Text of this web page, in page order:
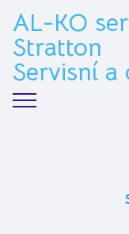
AL-KO
Stratton
Servisní